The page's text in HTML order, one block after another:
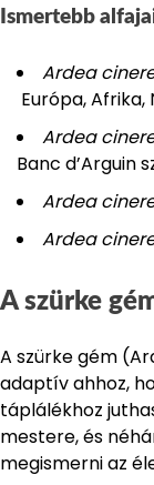
Ismertebb
Ardea
Európa,
Ardea
Banc d’Arguin
Ardea
Ardea
A szürke
A szürke gém
adaptív ahhoz,
táplálékhoz
mestere, és
megismerni az